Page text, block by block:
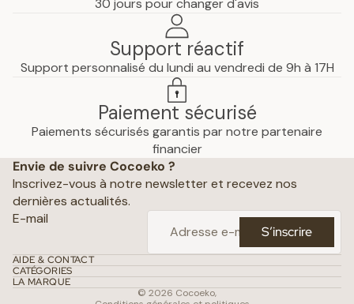
30 jours pour changer d'avis
Support réactif
Support personnalisé du lundi au vendredi de 9h à 17H
Paiement sécurisé
Paiements sécurisés garantis par notre partenaire
financier
Envie de suivre Cocoeko ?
Inscrivez-vous à notre newsletter et recevez nos
dernières actualités.
E-mail
S’inscrire
AIDE & CONTACT
CATÉGORIES
LA MARQUE
© 2026 Cocoeko,
Mentions légales
Conditions générales de vente
Coordonnées
Conditions d’utilisation